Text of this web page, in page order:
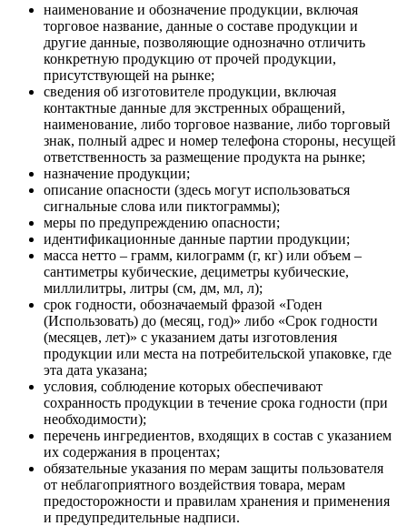
наименование и обозначение продукции, включая
торговое название, данные о составе продукции и
другие данные, позволяющие однозначно отличить
конкретную продукцию от прочей продукции,
присутствующей на рынке;
сведения об изготовителе продукции, включая
контактные данные для экстренных обращений,
наименование, либо торговое название, либо торговый
знак, полный адрес и номер телефона стороны, несущей
ответственность за размещение продукта на рынке;
назначение продукции;
описание опасности (здесь могут использоваться
сигнальные слова или пиктограммы);
меры по предупреждению опасности;
идентификационные данные партии продукции;
масса нетто – грамм, килограмм (г, кг) или объем –
сантиметры кубические, дециметры кубические,
миллилитры, литры (см, дм, мл, л);
срок годности, обозначаемый фразой «Годен
(Использовать) до (месяц, год)» либо «Срок годности
(месяцев, лет)» с указанием даты изготовления
продукции или места на потребительской упаковке, где
эта дата указана;
условия, соблюдение которых обеспечивают
сохранность продукции в течение срока годности (при
необходимости);
перечень ингредиентов, входящих в состав с указанием
их содержания в процентах;
обязательные указания по мерам защиты пользователя
от неблагоприятного воздействия товара, мерам
предосторожности и правилам хранения и применения
и предупредительные надписи.